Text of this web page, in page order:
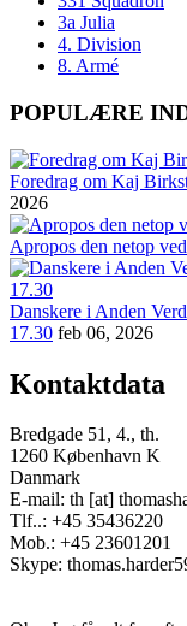
3a Julia
4. Division
8. Armé
POPULÆRE
Foredrag om Kaj
2026
Apropos den netop
Danskere i Anden
17.30 feb 06, 2026
Kontaktdata
Bredgade 51, 4., th.
1260 København K
Danmark
E-mail: th [at]
Tlf..: +45 35436220
Mob.: +45 23601201
Skype: